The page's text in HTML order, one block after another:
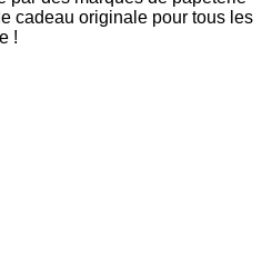
cadeau originale pour tous les
!